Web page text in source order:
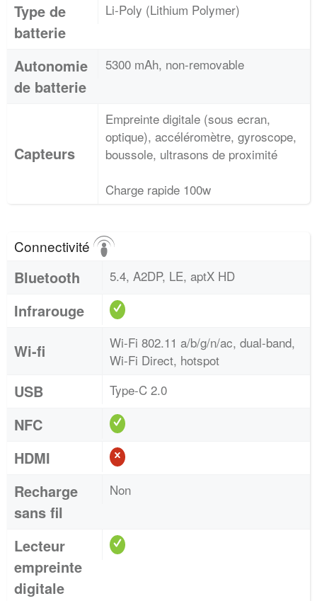
Type de
batterie
Li-Poly (Lithium Polymer)
Autonomie
de batterie
5300 mAh, non-removable
Capteurs
Empreinte digitale (sous ecran,
optique), accéléromètre, gyroscope,
boussole, ultrasons de proximité
Charge rapide 100w
Connectivité
Bluetooth 5.4, ​​A2DP, LE, aptX HD
Infrarouge
Wi-fi
Wi-Fi 802.11 a/b/g/n/ac, dual-band,
Wi-Fi Direct, hotspot
USB Type-C 2.0
NFC
HDMI
Recharge
sans fil
Non
Lecteur
empreinte
digitale